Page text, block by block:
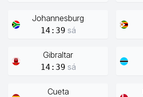
Johannesburg
14:39 sá
Gibraltar
14:39 sá
Cueta